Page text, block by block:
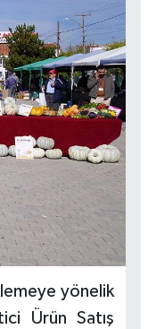
yönelik
Ürün Satış